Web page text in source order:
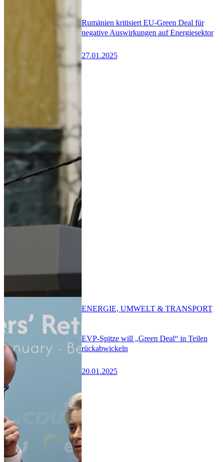
Rumänien kritisiert EU-Green Deal für
negative Auswirkungen auf Energiesektor
27.01.2025
EVP-Spitze will „Green Deal“ in Teilen
rückabwickeln
20.01.2025
ENERGIE, UMWELT & TRANSPORT